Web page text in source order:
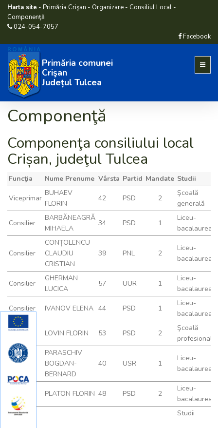
Harta site - Primăria Crişan - Organizare - Consiliul Local -
Componenţă
024-054-7057
Facebook
Primăria comunei
Crişan
Județul Tulcea
Componenţă
Componenţa consiliului local
Crișan, judeţul Tulcea